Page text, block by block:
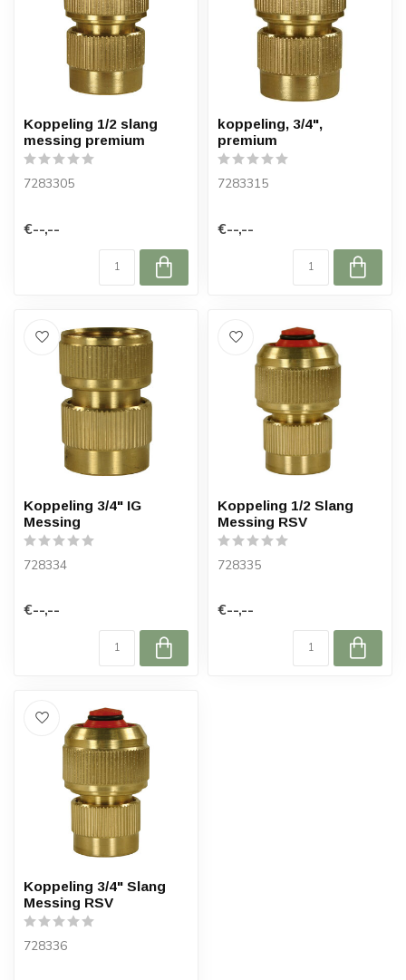
Koppeling 1/2 slang
messing premium
7283305
€--,--
koppeling, 3/4",
premium
7283315
€--,--
Koppeling 3/4" IG
Messing
728334
€--,--
Koppeling 1/2 Slang
Messing RSV
728335
€--,--
Koppeling 3/4" Slang
Messing RSV
728336